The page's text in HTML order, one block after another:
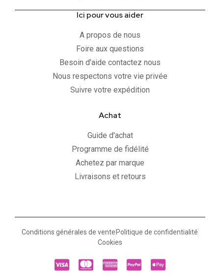
Ici pour vous aider
A propos de nous
Foire aux questions
Besoin d'aide contactez nous
Nous respectons votre vie privée
Suivre votre expédition
Achat
Guide d'achat
Programme de fidélité
Achetez par marque
Livraisons et retours
Conditions générales de vente Politique de confidentialité
Cookies